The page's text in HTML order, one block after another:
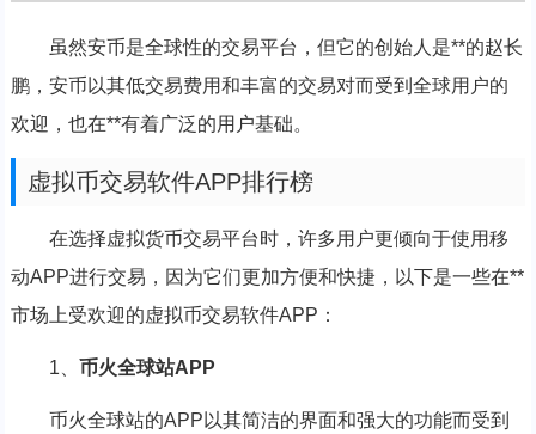
虽然安币是全球性的交易平台，但它的创始人是**的赵长
鹏，安币以其低交易费用和丰富的交易对而受到全球用户的
欢迎，也在**有着广泛的用户基础。
虚拟币交易软件APP排行榜
在选择虚拟货币交易平台时，许多用户更倾向于使用移
动APP进行交易，因为它们更加方便和快捷，以下是一些在**
市场上受欢迎的虚拟币交易软件APP：
1、 币火全球站APP
币火全球站的APP以其简洁的界面和强大的功能而受到